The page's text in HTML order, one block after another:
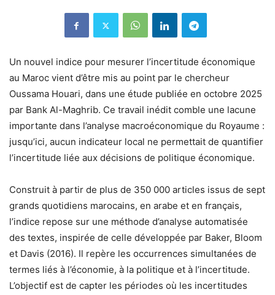
Un nouvel indice pour mesurer l’incertitude économique
au Maroc vient d’être mis au point par le chercheur
Oussama Houari, dans une étude publiée en octobre 2025
par Bank Al-Maghrib. Ce travail inédit comble une lacune
importante dans l’analyse macroéconomique du Royaume :
jusqu’ici, aucun indicateur local ne permettait de quantifier
l’incertitude liée aux décisions de politique économique.
Construit à partir de plus de 350 000 articles issus de sept
grands quotidiens marocains, en arabe et en français,
l’indice repose sur une méthode d’analyse automatisée
des textes, inspirée de celle développée par Baker, Bloom
et Davis (2016). Il repère les occurrences simultanées de
termes liés à l’économie, à la politique et à l’incertitude.
L’objectif est de capter les périodes où les incertitudes